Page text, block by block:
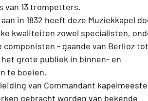
13 trompetters.
in 1832 heeft deze Muziekkapel
kwaliteiten zowel specialisten,
componisten - gaande van Berlioz tot
grote publiek in binnen- en
te boeien.
van Commandant
gebracht worden van bekende